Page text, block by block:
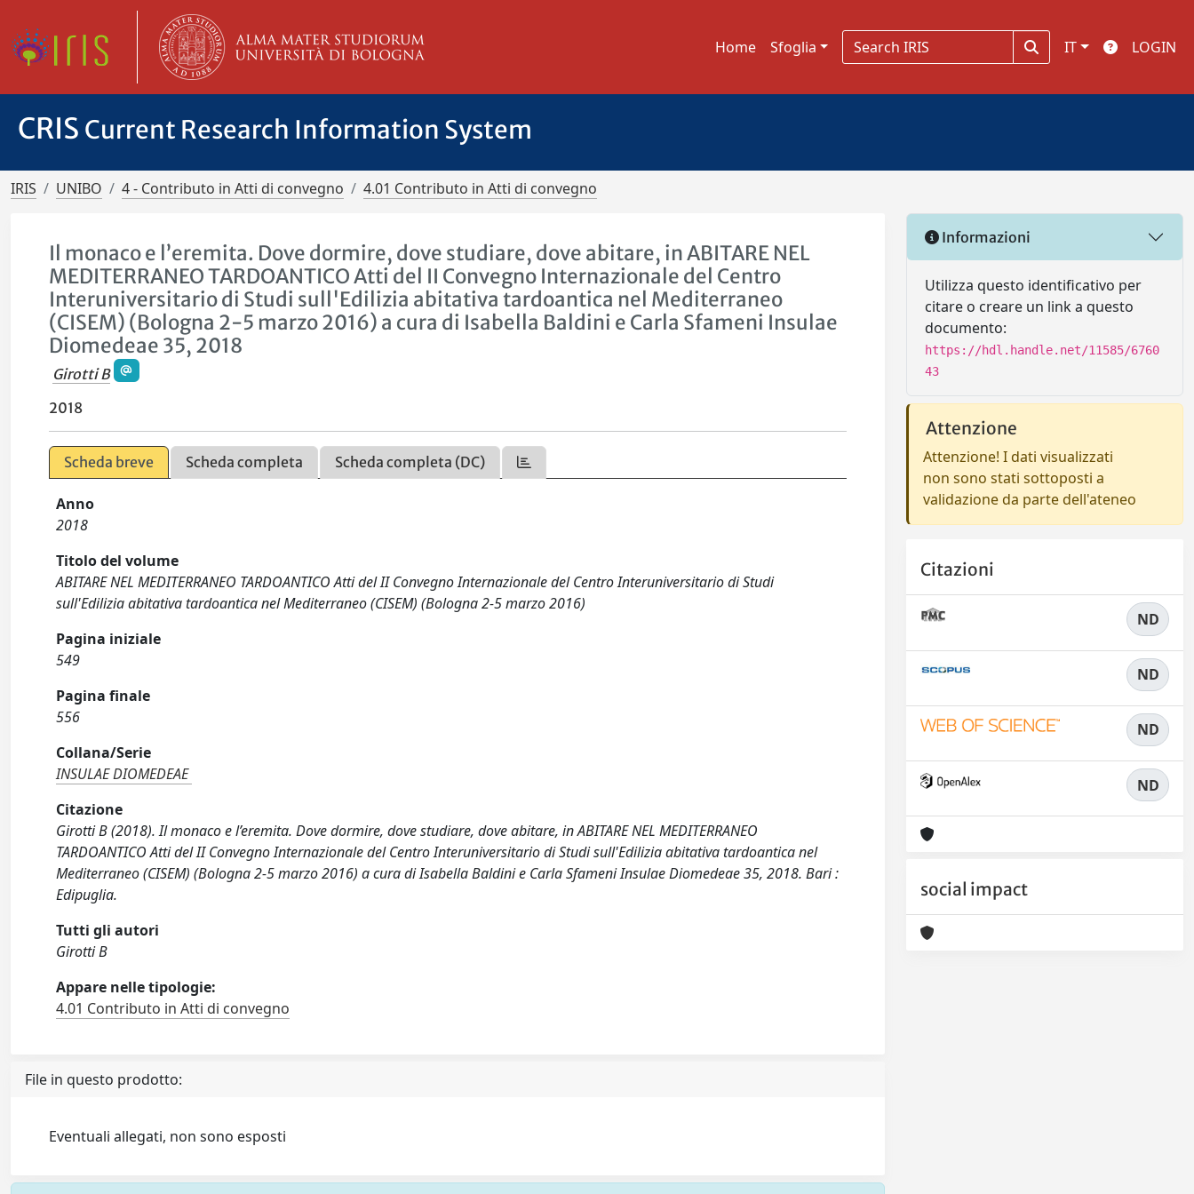
Home Sfoglia IT LOGIN
CRIS Current Research Information System
IRIS UNIBO 4 - Contributo in Atti di convegno 4.01 Contributo in Atti di convegno
Il monaco e l’eremita. Dove dormire, dove studiare, dove abitare, in ABITARE NEL
MEDITERRANEO TARDOANTICO Atti del II Convegno Internazionale del Centro
Interuniversitario di Studi sull'Edilizia abitativa tardoantica nel Mediterraneo
(CISEM) (Bologna 2-5 marzo 2016) a cura di Isabella Baldini e Carla Sfameni Insulae
Diomedeae 35, 2018
Girotti B
2018
Scheda breve Scheda completa Scheda completa (DC)
Anno
2018
Titolo del volume
ABITARE NEL MEDITERRANEO TARDOANTICO Atti del II Convegno Internazionale del Centro Interuniversitario di Studi
sull'Edilizia abitativa tardoantica nel Mediterraneo (CISEM) (Bologna 2-5 marzo 2016)
Pagina iniziale
549
Pagina finale
556
Collana/Serie
INSULAE DIOMEDEAE
Citazione
Girotti B (2018). Il monaco e l’eremita. Dove dormire, dove studiare, dove abitare, in ABITARE NEL MEDITERRANEO
TARDOANTICO Atti del II Convegno Internazionale del Centro Interuniversitario di Studi sull'Edilizia abitativa tardoantica nel
Mediterraneo (CISEM) (Bologna 2-5 marzo 2016) a cura di Isabella Baldini e Carla Sfameni Insulae Diomedeae 35, 2018. Bari :
Edipuglia.
Tutti gli autori
Girotti B
Appare nelle tipologie:
4.01 Contributo in Atti di convegno
File in questo prodotto:
Eventuali allegati, non sono esposti
Informazioni
Utilizza questo identificativo per
citare o creare un link a questo
documento:
https://hdl.handle.net/11585/6760
43
Attenzione
Attenzione! I dati visualizzati
non sono stati sottoposti a
validazione da parte dell'ateneo
Citazioni
ND
ND
ND
ND
social impact